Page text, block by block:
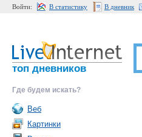
Войти: В статистику В дневник
топ дневников
Где будем искать?
Веб
Картинки